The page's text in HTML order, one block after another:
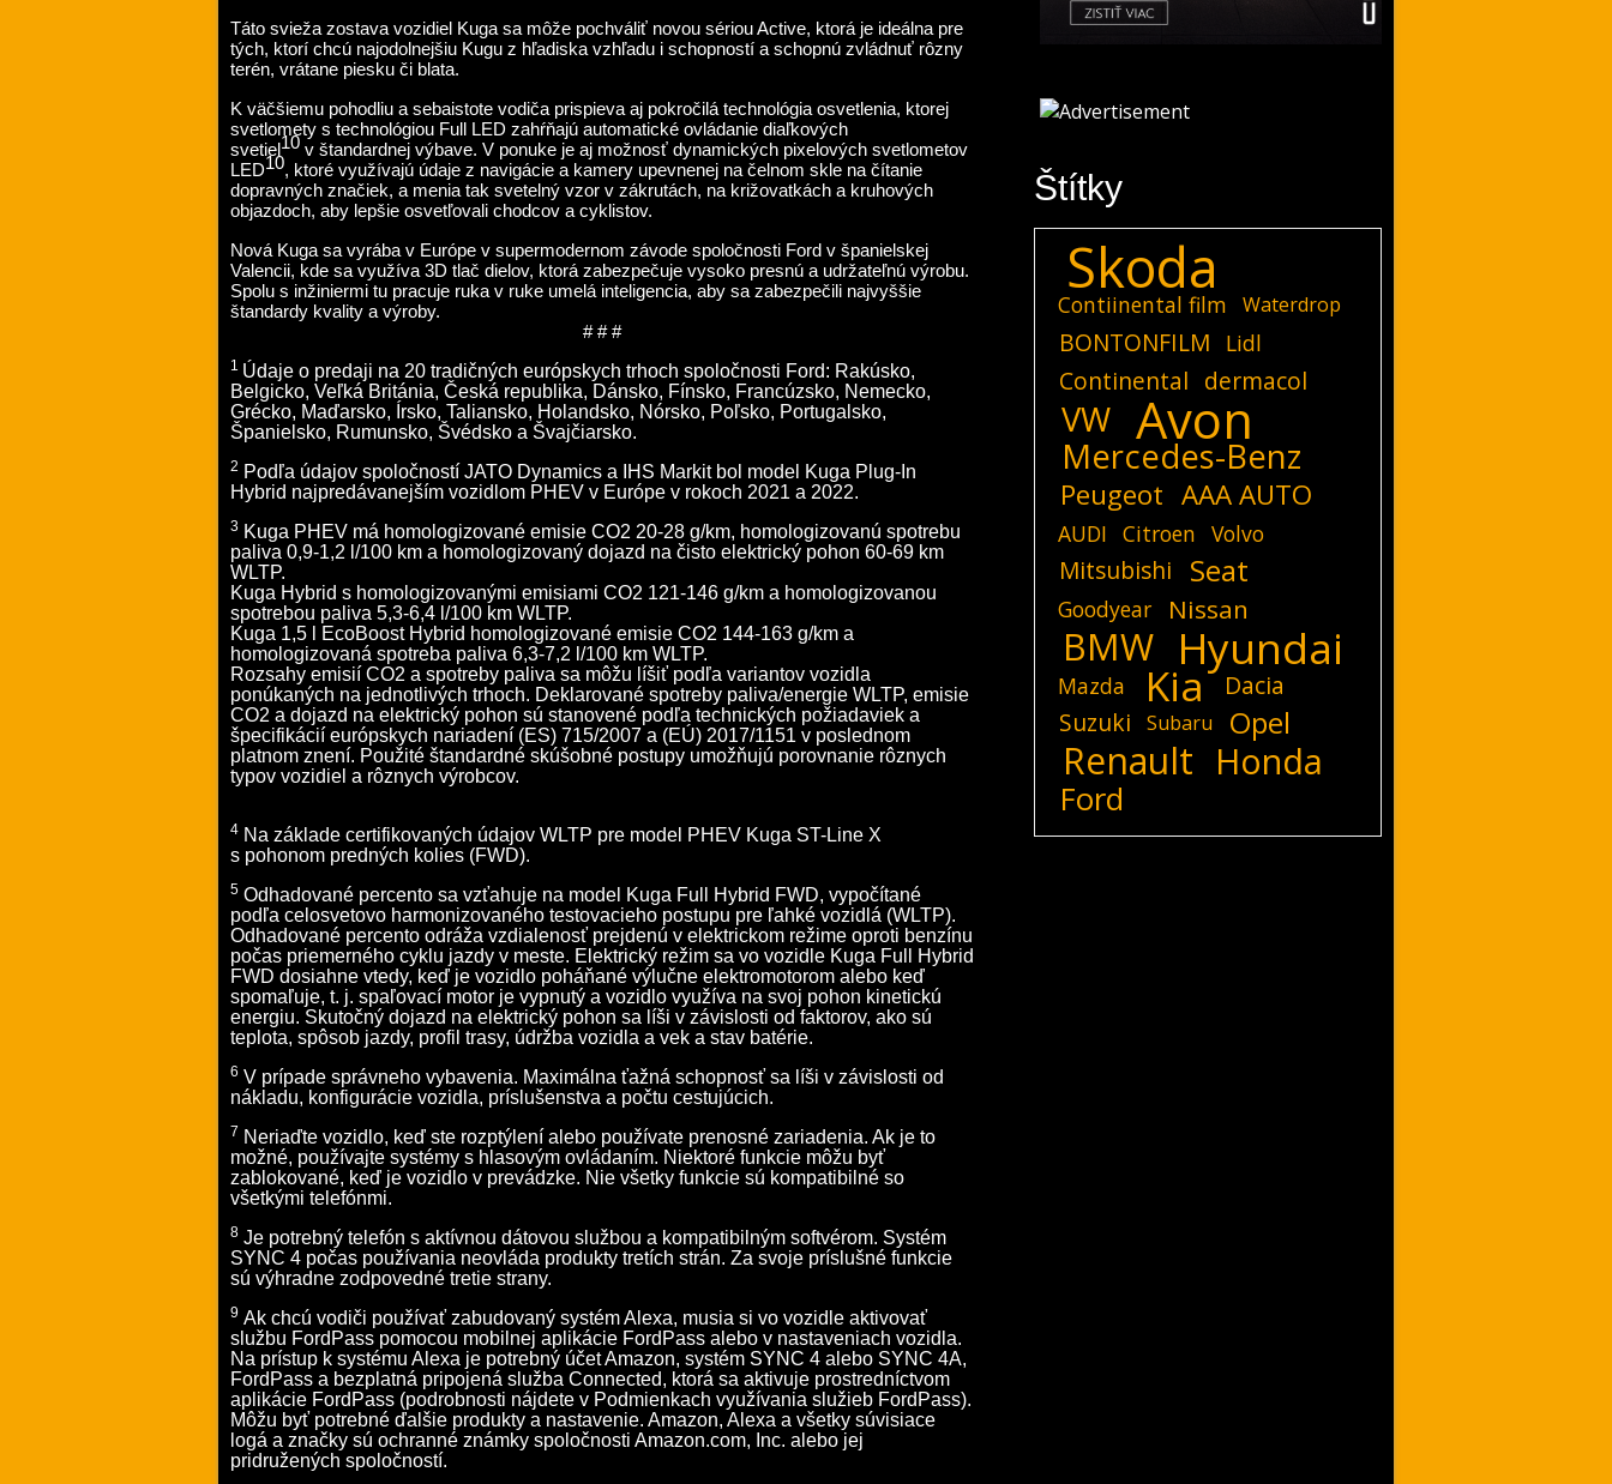
Táto svieža zostava vozidiel Kuga sa môže pochváliť novou sériou Active, ktorá je ideálna pre
tých, ktorí chcú najodolnejšiu Kugu z hľadiska vzhľadu i schopností a schopnú zvládnuť rôzny
terén, vrátane piesku či blata.
K väčšiemu pohodliu a sebaistote vodiča prispieva aj pokročilá technológia osvetlenia, ktorej
svetlomety s technológiou Full LED zahŕňajú automatické ovládanie diaľkových
svetiel 10 v štandardnej výbave. V ponuke je aj možnosť dynamických pixelových svetlometov
LED10, ktoré využívajú údaje z navigácie a kamery upevnenej na čelnom skle na čítanie
dopravných značiek, a menia tak svetelný vzor v zákrutách, na križovatkách a kruhových
objazdoch, aby lepšie osvetľovali chodcov a cyklistov.
Nová Kuga sa vyrába v Európe v supermodernom závode spoločnosti Ford v španielskej
Valencii, kde sa využíva 3D tlač dielov, ktorá zabezpečuje vysoko presnú a udržateľnú výrobu.
Spolu s inžiniermi tu pracuje ruka v ruke umelá inteligencia, aby sa zabezpečili najvyššie
štandardy kvality a výroby.
# # #
1 Údaje o predaji na 20 tradičných európskych trhoch spoločnosti Ford: Rakúsko,
Belgicko, Veľká Británia, Česká republika, Dánsko, Fínsko, Francúzsko, Nemecko,
Grécko, Maďarsko, Írsko, Taliansko, Holandsko, Nórsko, Poľsko, Portugalsko,
Španielsko, Rumunsko, Švédsko a Švajčiarsko.
2 Podľa údajov spoločností JATO Dynamics a IHS Markit bol model Kuga Plug-In
Hybrid najpredávanejším vozidlom PHEV v Európe v rokoch 2021 a 2022.
3 Kuga PHEV má homologizované emisie CO2 20-28 g/km, homologizovanú spotrebu
paliva 0,9-1,2 l/100 km a homologizovaný dojazd na čisto elektrický pohon 60-69 km
WLTP.
Kuga Hybrid s homologizovanými emisiami CO2 121-146 g/km a homologizovanou
spotrebou paliva 5,3-6,4 l/100 km WLTP.
Kuga 1,5 l EcoBoost Hybrid homologizované emisie CO2 144-163 g/km a
homologizovaná spotreba paliva 6,3-7,2 l/100 km WLTP.
Rozsahy emisií CO2 a spotreby paliva sa môžu líšiť podľa variantov vozidla
ponúkaných na jednotlivých trhoch. Deklarované spotreby paliva/energie WLTP, emisie
CO2 a dojazd na elektrický pohon sú stanovené podľa technických požiadaviek a
špecifikácií európskych nariadení (ES) 715/2007 a (EÚ) 2017/1151 v poslednom
platnom znení. Použité štandardné skúšobné postupy umožňujú porovnanie rôznych
typov vozidiel a rôznych výrobcov.
4 Na základe certifikovaných údajov WLTP pre model PHEV Kuga ST-Line X
s pohonom predných kolies (FWD).
5 Odhadované percento sa vzťahuje na model Kuga Full Hybrid FWD, vypočítané
podľa celosvetovo harmonizovaného testovacieho postupu pre ľahké vozidlá (WLTP).
Odhadované percento odráža vzdialenosť prejdenú v elektrickom režime oproti benzínu
počas priemerného cyklu jazdy v meste. Elektrický režim sa vo vozidle Kuga Full Hybrid
FWD dosiahne vtedy, keď je vozidlo poháňané výlučne elektromotorom alebo keď
spomaľuje, t. j. spaľovací motor je vypnutý a vozidlo využíva na svoj pohon kinetickú
energiu. Skutočný dojazd na elektrický pohon sa líši v závislosti od faktorov, ako sú
teplota, spôsob jazdy, profil trasy, údržba vozidla a vek a stav batérie.
6 V prípade správneho vybavenia. Maximálna ťažná schopnosť sa líši v závislosti od
nákladu, konfigurácie vozidla, príslušenstva a počtu cestujúcich.
7 Neriaďte vozidlo, keď ste rozptýlení alebo používate prenosné zariadenia. Ak je to
možné, používajte systémy s hlasovým ovládaním. Niektoré funkcie môžu byť
zablokované, keď je vozidlo v prevádzke. Nie všetky funkcie sú kompatibilné so
všetkými telefónmi.
8 Je potrebný telefón s aktívnou dátovou službou a kompatibilným softvérom. Systém
SYNC 4 počas používania neovláda produkty tretích strán. Za svoje príslušné funkcie
sú výhradne zodpovedné tretie strany.
9 Ak chcú vodiči používať zabudovaný systém Alexa, musia si vo vozidle aktivovať
službu FordPass pomocou mobilnej aplikácie FordPass alebo v nastaveniach vozidla.
Na prístup k systému Alexa je potrebný účet Amazon, systém SYNC 4 alebo SYNC 4A,
FordPass a bezplatná pripojená služba Connected, ktorá sa aktivuje prostredníctvom
aplikácie FordPass (podrobnosti nájdete v Podmienkach využívania služieb FordPass).
Môžu byť potrebné ďalšie produkty a nastavenie. Amazon, Alexa a všetky súvisiace
logá a značky sú ochranné známky spoločnosti Amazon.com, Inc. alebo jej
pridružených spoločností.
Štítky
Skoda
Contiinental film Waterdrop
BONTONFILM Lidl
Continental dermacol
VW Avon
Mercedes-Benz
Peugeot AAA AUTO
AUDI Citroen Volvo
Mitsubishi Seat
Goodyear Nissan
BMW Hyundai
Mazda Kia
Dacia
Suzuki
Subaru Opel
Renault Honda
Ford